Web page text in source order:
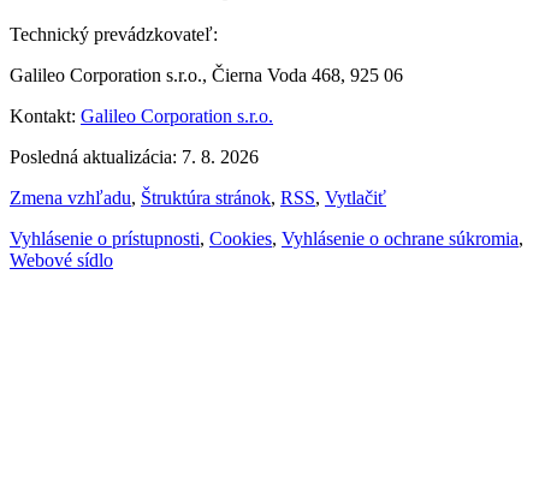
Technický prevádzkovateľ:
Galileo Corporation s.r.o., Čierna Voda 468, 925 06
Kontakt: Galileo Corporation s.r.o.
Posledná aktualizácia: 7. 8. 2026
Zmena vzhľadu, Štruktúra stránok, RSS, Vytlačiť
Vyhlásenie o prístupnosti, Cookies, Vyhlásenie o ochrane súkromia,
Webové sídlo